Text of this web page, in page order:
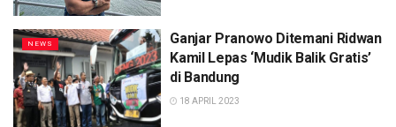
NEWS
Ganjar Pranowo Ditemani Ridwan
Kamil Lepas ‘Mudik Balik Gratis’
di Bandung
18 APRIL 2023